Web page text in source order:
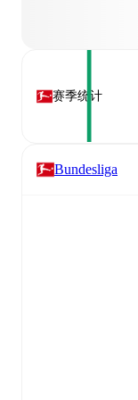
赛季统计
Bundesliga